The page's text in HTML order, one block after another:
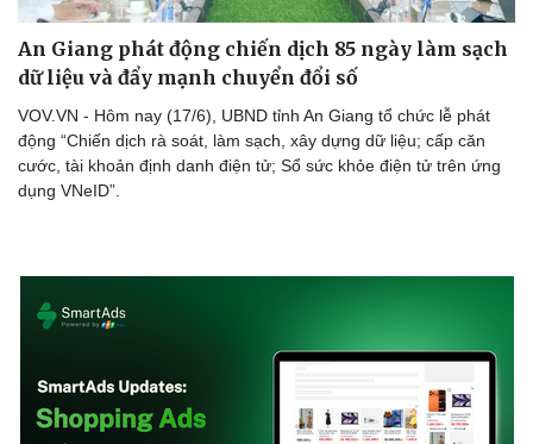
An Giang phát động chiến dịch 85 ngày làm sạch
dữ liệu và đẩy mạnh chuyển đổi số
VOV.VN - Hôm nay (17/6), UBND tỉnh An Giang tổ chức lễ phát
động “Chiến dịch rà soát, làm sạch, xây dựng dữ liệu; cấp căn
cước, tài khoản định danh điện tử; Sổ sức khỏe điện tử trên ứng
dụng VNeID”.